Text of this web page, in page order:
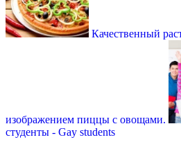
Качественный
изображением пиццы с овощами.
студенты - Gay students